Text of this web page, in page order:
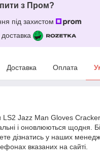
з Пром?
під захистом
Доставка Оплата
LS2 Jazz Man Gloves
і оновлюються щодня.
дізнатись у наших
вказаних на сайті.